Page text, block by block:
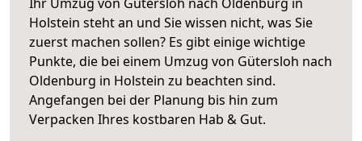
Holstein steht an und Sie wissen nicht, was Sie
zuerst machen sollen? Es gibt einige wichtige
Punkte, die bei einem Umzug von Gütersloh nach
Oldenburg in Holstein zu beachten sind.
Angefangen bei der Planung bis hin zum
Verpacken Ihres kostbaren Hab & Gut.